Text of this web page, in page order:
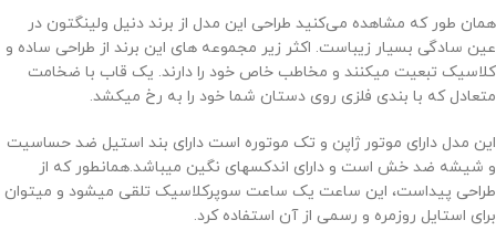
همان طور که مشاهده می‌کنید طراحی این مدل از برند دنیل ولینگتون در
عین سادگی بسیار زیباست. اکثر زیر مجموعه های این برند از طراحی ساده و
کلاسیک تبعیت میکنند و مخاطب خاص خود را دارند. یک قاب با ضخامت
متعادل که با بندی فلزی روی دستان شما خود را به رخ میکشد.
این مدل دارای موتور ژاپن و تک موتوره است دارای بند استیل ضد حساسیت
و شیشه ضد خش است و دارای اندکسهای نگین میباشد.همانطور که از
طراحی پیداست، این ساعت یک ساعت سوپرکلاسیک تلقی میشود و میتوان
برای استایل روزمره و رسمی از آن استفاده کرد.